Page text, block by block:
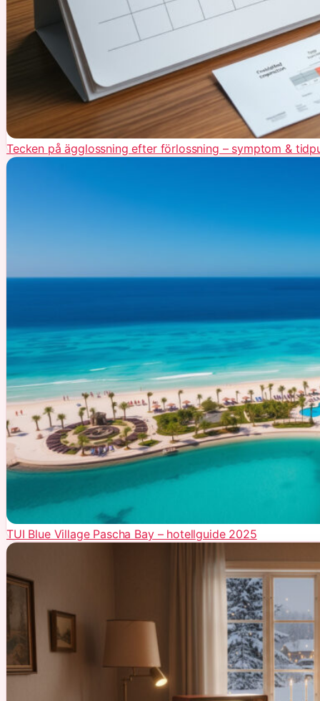
Tecken på ägglossning efter förlossning – symptom &
TUI Blue Village Pascha Bay – hotellguide 2025